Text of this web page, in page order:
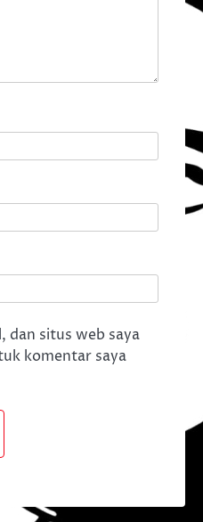
dan situs web saya
komentar saya